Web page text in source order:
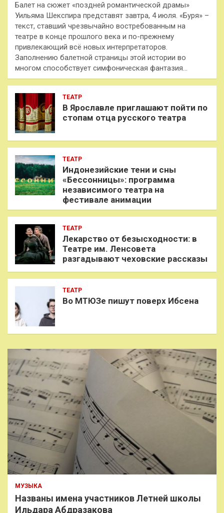
Балет на сюжет «поздней романтической драмы»
Уильяма Шекспира представят завтра, 4 июля. «Буря» –
текст, ставший чрезвычайно востребованным на
театре в конце прошлого века и по-прежнему
привлекающий всё новых интерпретаторов.
Заполнению балетной страницы этой истории во
многом способствует симфоническая фантазия…
ТЕАТР
В Ярославле приглашают пойти по
стопам отца русского театра
ТЕАТР
Индонезийские тени и сны
«Бессонницы»: программа
независимого театра на
фестивале анимации
ТЕАТР
Лекарство от безысходности: в
Театре им. Ленсовета
разгадывают чеховские рассказы
ТЕАТР
Во МТЮЗе пишут поверх Ибсена
МУЗЫКА
Названы имена участников Летней школы
Ильдара Абдразакова